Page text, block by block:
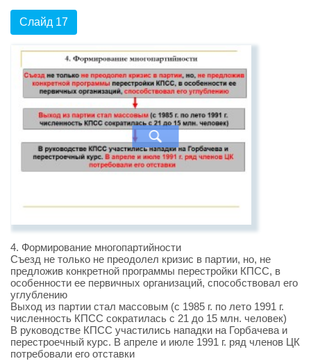
Слайд 17
4. Формирование многопартийности
Съезд не только не преодолел кризис в партии, но, не
предложив конкретной программы перестройки КПСС, в
особенности ее первичных организаций, способствовал его
углублению
Выход из партии стал массовым (с 1985 г. по лето 1991 г.
численность КПСС сократилась с 21 до 15 млн. человек)
В руководстве КПСС участились нападки на Горбачева и
перестроечный курс. В апреле и июле 1991 г. ряд членов ЦК
потребовали его отставки